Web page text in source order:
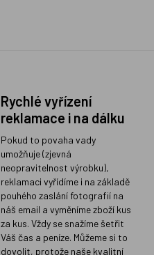
Rychlé vyřízení
reklamace i na dálku
Pokud to povaha vady
umožňuje (zjevná
neopravitelnost výrobku),
reklamaci vyřídíme i na základě
pouhého zaslání fotografií na
náš email a vyměníme zboží kus
za kus. Vždy se snažíme šetřit
Váš čas a peníze. Můžeme si to
dovolit, protože naše kvalitní